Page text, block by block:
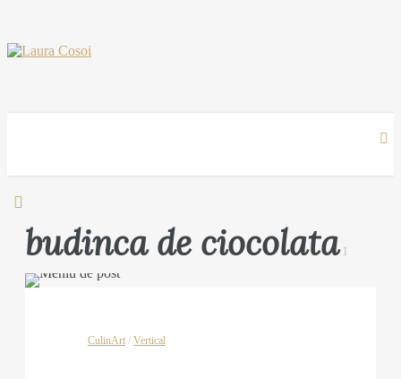
budinca de ciocolata1
CulinArt / Vertical